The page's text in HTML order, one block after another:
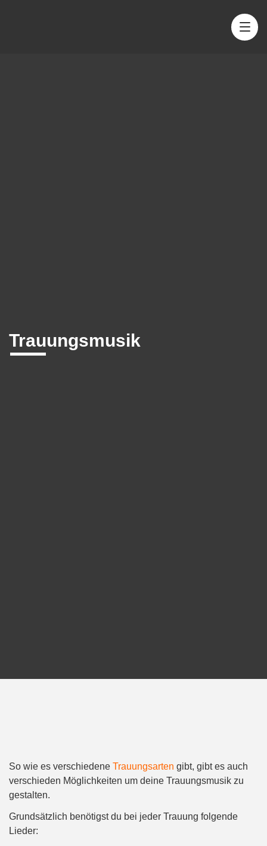
Trauungsmusik
So wie es verschiedene Trauungsarten gibt, gibt es auch
verschieden Möglichkeiten um deine Trauungsmusik zu
gestalten.
Grundsätzlich benötigst du bei jeder Trauung folgende
Lieder: